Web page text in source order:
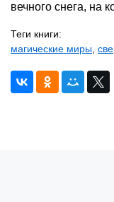
вечного снега, на
Теги книги:
магические миры